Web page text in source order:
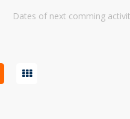
Dates of next comming